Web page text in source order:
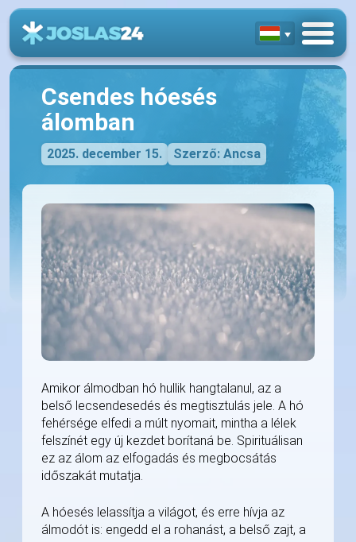
Csendes hóesés
álomban
2025. december 15. Szerző: Ancsa
Amikor álmodban hó hullik hangtalanul, az a
belső lecsendesedés és megtisztulás jele. A hó
fehérsége elfedi a múlt nyomait, mintha a lélek
felszínét egy új kezdet borítaná be. Spirituálisan
ez az álom az elfogadás és megbocsátás
időszakát mutatja.
A hóesés lelassítja a világot, és erre hívja az
álmodót is: engedd el a rohanást, a belső zajt, a